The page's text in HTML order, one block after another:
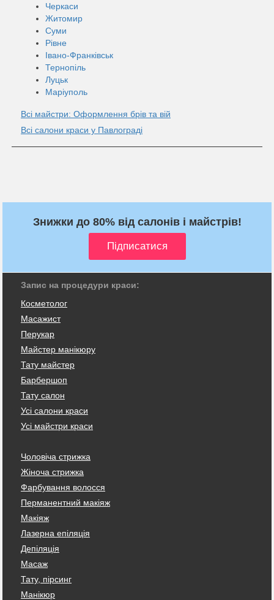
Черкаси
Житомир
Суми
Рівне
Івано-Франківськ
Тернопіль
Луцьк
Маріуполь
Всі майстри: Оформлення брів та вій
Всі салони краси у Павлограді
Знижки до 80% від салонів і майстрів!
Запис на процедури краси:
Косметолог
Масажист
Перукар
Майстер манікюру
Тату майстер
Барбершоп
Тату салон
Усі салони краси
Усі майстри краси
Чоловіча стрижка
Жіноча стрижка
Фарбування волосся
Перманентний макіяж
Макіяж
Лазерна епіляція
Депіляція
Масаж
Тату, пірсинг
Манікюр